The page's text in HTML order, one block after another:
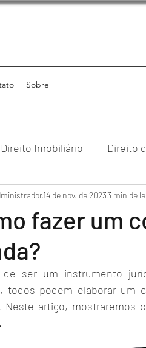
Sobre
Direito Imobiliário Direito
Direito Empresarial
Institucional
fazer um
14 de nov. de 20233 min de
de ser um instrumento
todos podem elaborar um
Neste artigo, mostraremos